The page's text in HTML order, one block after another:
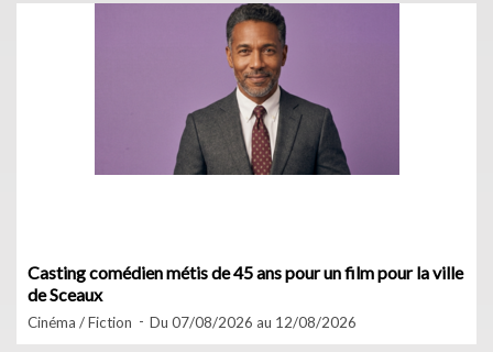
Casting comédien métis de 45 ans pour un film pour la ville
de Sceaux
Cinéma / Fiction Du 07/08/2026 au 12/08/2026